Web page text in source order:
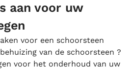
aan voor uw
voor een schoorsteen
van de schoorsteen ?
voor het onderhoud van uw